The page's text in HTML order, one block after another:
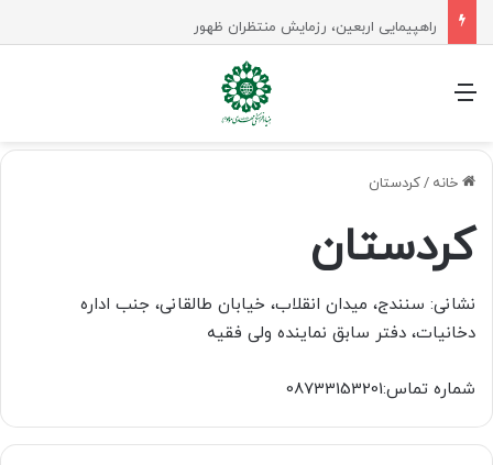
راهپیمایی اربعین، رزمایش منتظران ظهور
منو
خانه /کردستان
کردستان
نشانی: سنندج، میدان انقلاب، خیابان طالقانی، جنب اداره
دخانیات، دفتر سابق نماینده ولی فقیه
شماره تماس:08733153201